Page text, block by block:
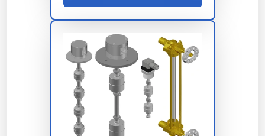
Os relés de nível variam de R$ 150,00 a R$ 500,00.
Fatores como marca, capacidade e material
influenciam no preço.
Rele De Automacao Residencial Fornecedor
Onde Comprar
Relés de nível podem ser adquiridos em lojas
especializadas em automação industrial e sites de